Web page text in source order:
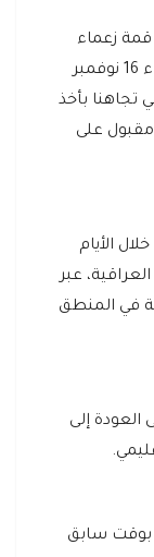
زعماء
مجموعة العشرين بإندونيسيا، اليوم الأربعاء 16 نوفمبر
تجاهنا بأخذ
مقبول على
الأيام
عبر
في المنطق
العودة إلى
بوقت سابق